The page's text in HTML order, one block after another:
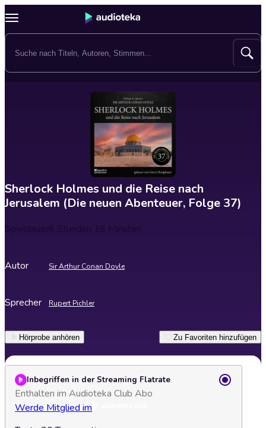
Sherlock Holmes und die Reise nach
Jerusalem (Die neuen Abenteuer, Folge 37)
Spieldauer6 Stunden 16 Minuten
Autor Sir Arthur Conan Doyle
Sprecher Rupert Pichler
Hörprobe anhören Zu Favoriten hinzufügen
Inbegriffen in der Streaming Flatrate
Enthalten im Audioteka Club Abo
Werde Mitglied im